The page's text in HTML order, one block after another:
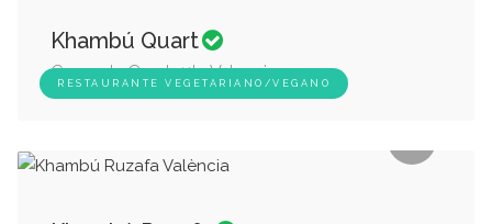
RESTAURANTE VEGETARIANO/VEGANO
Khambú Quart
Carrer de Quart 41b, Valencia